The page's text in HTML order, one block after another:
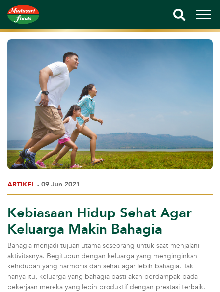
ARTIKEL - 09 Jun 2021
Kebiasaan Hidup Sehat Agar
Keluarga Makin Bahagia
Bahagia menjadi tujuan utama seseorang untuk saat menjalani
aktivitasnya. Begitupun dengan keluarga yang menginginkan
kehidupan yang harmonis dan sehat agar lebih bahagia. Tak
hanya itu, keluarga yang bahagia pasti akan berdampak pada
pekerjaan mereka yang lebih produktif dengan prestasi terbaik.